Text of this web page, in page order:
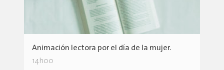
Animación lectora por el día de la mujer.
14h00